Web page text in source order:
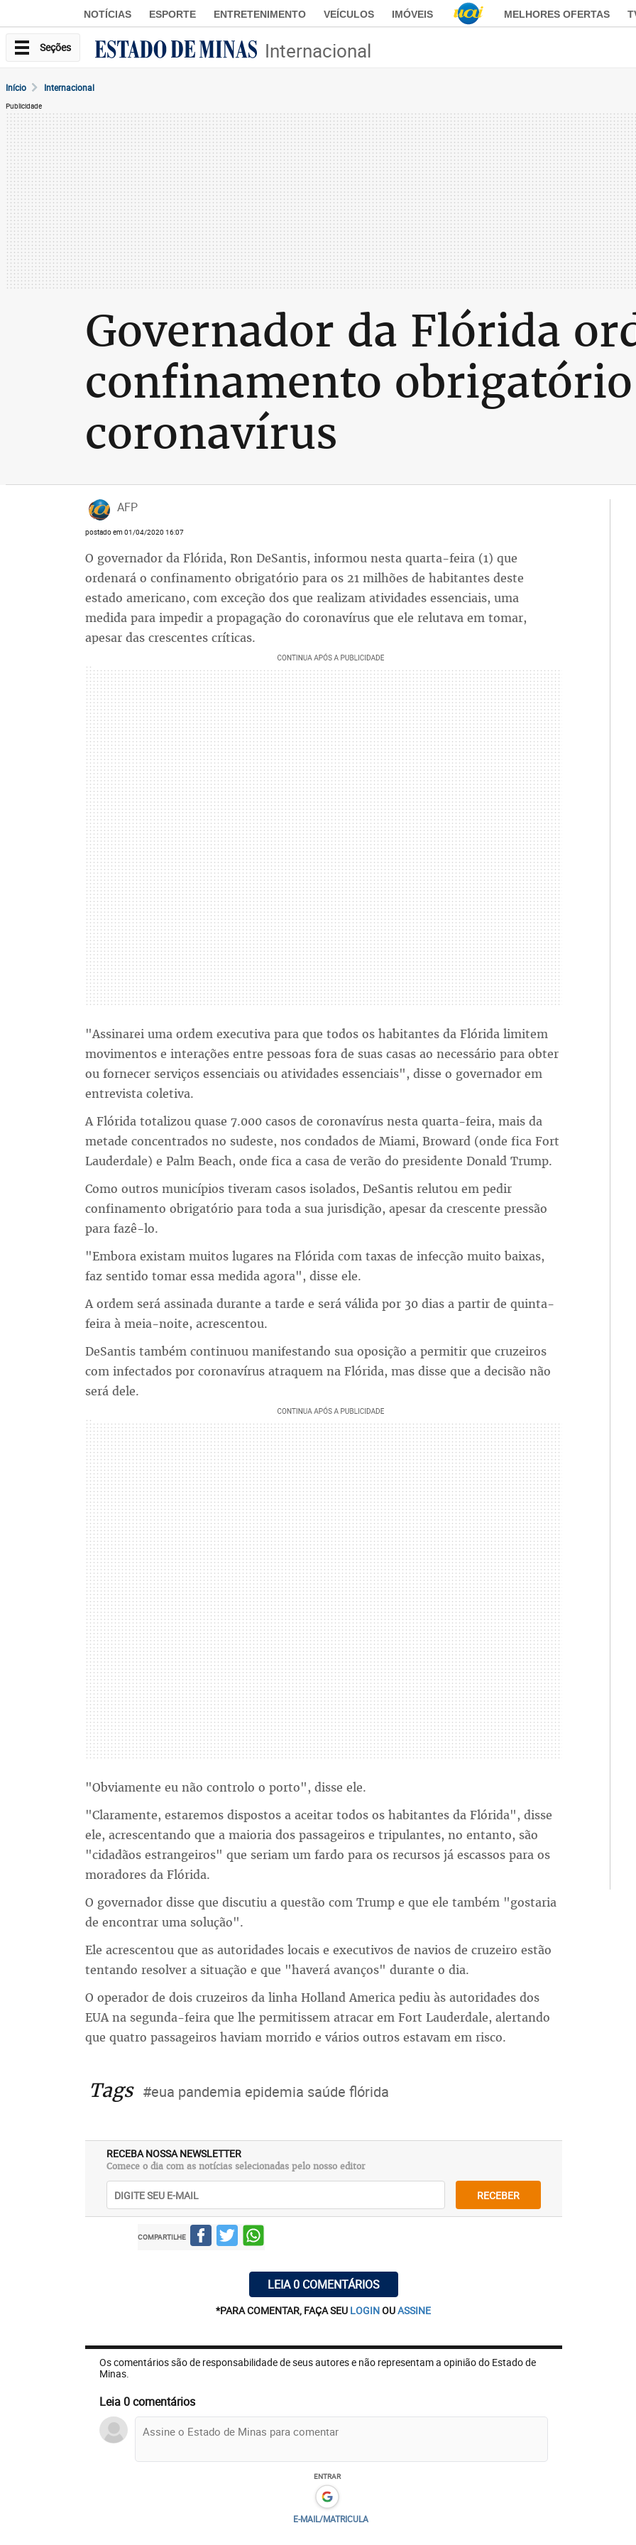
NOTÍCIAS ESPORTE ENTRETENIMENTO VEÍCULOS IMÓVEIS MELHORES OFERTAS
Seções Internacional
Início Internacional
Publicidade
Governador da Flórida
confinamento
coronavírus
AFP
postado em 01/04/2020 16:07
O governador da Flórida, Ron DeSantis, informou nesta quarta-feira (1) que
ordenará o confinamento obrigatório para os 21 milhões de habitantes deste
estado americano, com exceção dos que realizam atividades essenciais, uma
medida para impedir a propagação do coronavírus que ele relutava em tomar,
apesar das crescentes críticas.
"Assinarei uma ordem executiva para que todos os habitantes da Flórida limitem
movimentos e interações entre pessoas fora de suas casas ao necessário para obter
ou fornecer serviços essenciais ou atividades essenciais", disse o governador em
entrevista coletiva.
A Flórida totalizou quase 7.000 casos de coronavírus nesta quarta-feira, mais da
metade concentrados no sudeste, nos condados de Miami, Broward (onde fica Fort
Lauderdale) e Palm Beach, onde fica a casa de verão do presidente Donald Trump.
Como outros municípios tiveram casos isolados, DeSantis relutou em pedir
confinamento obrigatório para toda a sua jurisdição, apesar da crescente pressão
para fazê-lo.
"Embora existam muitos lugares na Flórida com taxas de infecção muito baixas,
faz sentido tomar essa medida agora", disse ele.
A ordem será assinada durante a tarde e será válida por 30 dias a partir de quinta-
feira à meia-noite, acrescentou.
DeSantis também continuou manifestando sua oposição a permitir que cruzeiros
com infectados por coronavírus atraquem na Flórida, mas disse que a decisão não
será dele.
"Obviamente eu não controlo o porto", disse ele.
"Claramente, estaremos dispostos a aceitar todos os habitantes da Flórida", disse
ele, acrescentando que a maioria dos passageiros e tripulantes, no entanto, são
"cidadãos estrangeiros" que seriam um fardo para os recursos já escassos para os
moradores da Flórida.
O governador disse que discutiu a questão com Trump e que ele também "gostaria
de encontrar uma solução".
Ele acrescentou que as autoridades locais e executivos de navios de cruzeiro estão
tentando resolver a situação e que "haverá avanços" durante o dia.
O operador de dois cruzeiros da linha Holland America pediu às autoridades dos
EUA na segunda-feira que lhe permitissem atracar em Fort Lauderdale, alertando
que quatro passageiros haviam morrido e vários outros estavam em risco.
Tags #eua pandemia epidemia saúde flórida
RECEBA NOSSA NEWSLETTER
Comece o dia com as notícias selecionadas pelo nosso editor
RECEBER
COMPARTILHE
LEIA 0 COMENTÁRIOS
*PARA COMENTAR, FAÇA SEU LOGINOUASSINE
Os comentários são de responsabilidade de seus autores e não representam a opinião do Estado de
Minas.
Leia 0 comentários
ENTRAR
E-MAIL/MATRICULA